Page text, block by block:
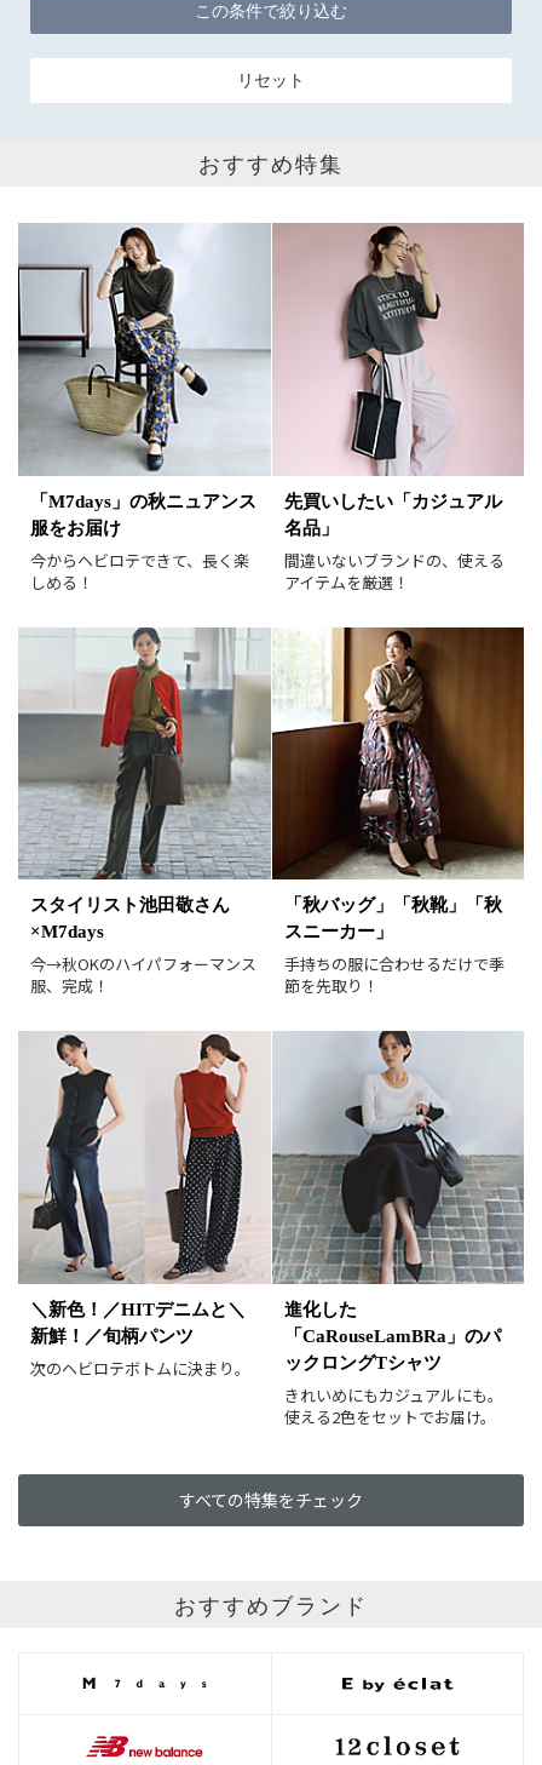
おすすめ特集
「M7days」の秋ニュアンス
服をお届け
今からヘビロテできて、長く楽
しめる！
先買いしたい「カジュアル
名品」
間違いないブランドの、使える
アイテムを厳選！
スタイリスト池田敬さん
×M7days
今→秋OKのハイパフォーマンス
服、完成！
「秋バッグ」「秋靴」「秋
スニーカー」
手持ちの服に合わせるだけで季
節を先取り！
＼新色！／HITデニムと＼
新鮮！／旬柄パンツ
次のヘビロテボトムに決まり。
進化した
「CaRouseLamBRa」のパ
ックロングTシャツ
きれいめにもカジュアルにも。
使える2色をセットでお届け。
すべての特集をチェック
おすすめブランド